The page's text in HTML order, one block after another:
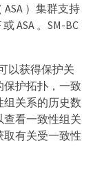
ASA ）集群支持
ASA 。SM-BC
以获得保护关
保护拓扑，一致
关系的历史数
看一致性组关
有关受一致性